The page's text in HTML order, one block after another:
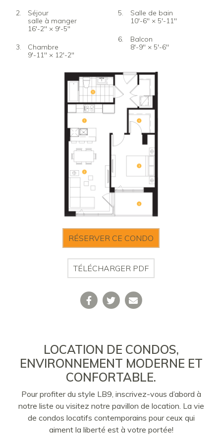
Séjour
salle à manger
16'-2" × 9'-5"
Chambre
9'-11" × 12'-2"
Salle de bain
10'-6" × 5'-11"
Balcon
8'-9" × 5'-6"
RÉSERVER CE CONDO
TÉLÉCHARGER PDF
LOCATION DE CONDOS,
ENVIRONNEMENT MODERNE ET
CONFORTABLE.
Pour profiter du style LB9, inscrivez-vous d’abord à
notre liste ou visitez notre pavillon de location. La vie
de condos locatifs contemporains pour ceux qui
aiment la liberté est à votre portée!